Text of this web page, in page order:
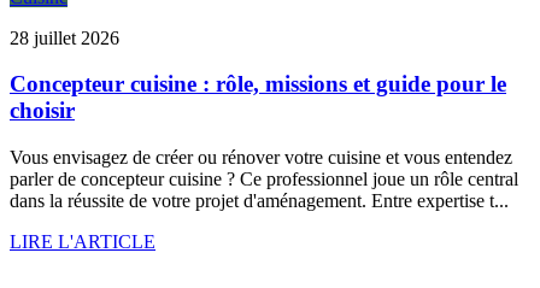
28 juillet 2026
Concepteur cuisine : rôle, missions et guide pour le
choisir
Vous envisagez de créer ou rénover votre cuisine et vous entendez
parler de concepteur cuisine ? Ce professionnel joue un rôle central
dans la réussite de votre projet d'aménagement. Entre expertise t...
LIRE L'ARTICLE